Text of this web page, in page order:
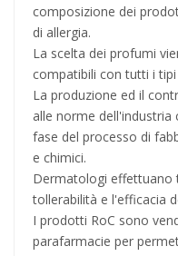
composizione dei
di allergia.
La scelta dei profumi
compatibili con tutti i tipi
La produzione ed il
alle norme
fase del processo di
e chimici.
Dermatologi effettuano
tollerabilità e l'efficacia
I prodotti RoC sono
parafarmacie per